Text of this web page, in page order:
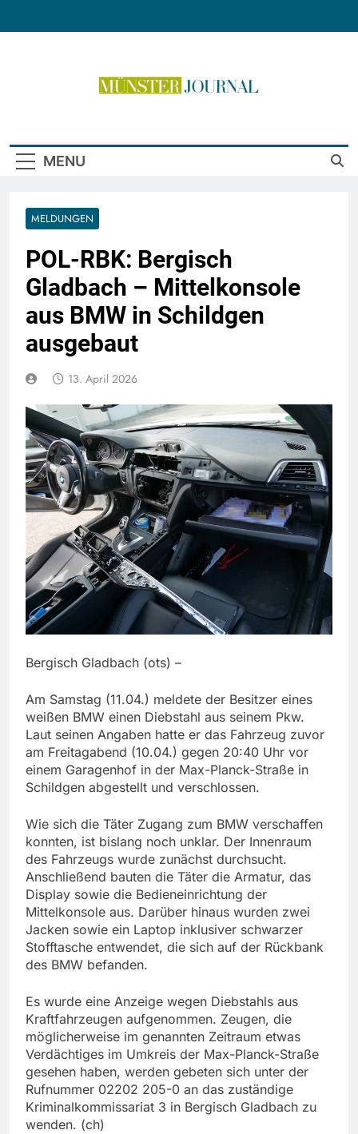
MENU
MELDUNGEN
POL-RBK: Bergisch
Gladbach – Mittelkonsole
aus BMW in Schildgen
ausgebaut
13. April 2026
Bergisch Gladbach (ots) –
Am Samstag (11.04.) meldete der Besitzer eines
weißen BMW einen Diebstahl aus seinem Pkw.
Laut seinen Angaben hatte er das Fahrzeug zuvor
am Freitagabend (10.04.) gegen 20:40 Uhr vor
einem Garagenhof in der Max-Planck-Straße in
Schildgen abgestellt und verschlossen.
Wie sich die Täter Zugang zum BMW verschaffen
konnten, ist bislang noch unklar. Der Innenraum
des Fahrzeugs wurde zunächst durchsucht.
Anschließend bauten die Täter die Armatur, das
Display sowie die Bedieneinrichtung der
Mittelkonsole aus. Darüber hinaus wurden zwei
Jacken sowie ein Laptop inklusiver schwarzer
Stofftasche entwendet, die sich auf der Rückbank
des BMW befanden.
Es wurde eine Anzeige wegen Diebstahls aus
Kraftfahrzeugen aufgenommen. Zeugen, die
möglicherweise im genannten Zeitraum etwas
Verdächtiges im Umkreis der Max-Planck-Straße
gesehen haben, werden gebeten sich unter der
Rufnummer 02202 205-0 an das zuständige
Kriminalkommissariat 3 in Bergisch Gladbach zu
wenden. (ch)